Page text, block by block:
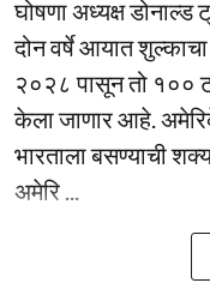
घोषणा अध्यक्ष डोनाल्ड
दोन वर्षे आयात
२०२८ पासून तो १००
केला जाणार आहे.
भारताला बसण्याची
अमेरि ...